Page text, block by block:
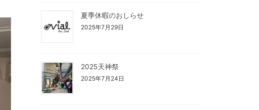
夏季休暇のおしらせ
2025年7月29日
2025天神祭
2025年7月24日